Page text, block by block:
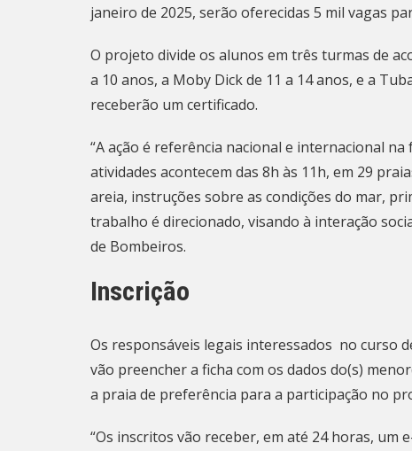
janeiro de 2025, serão oferecidas 5 mil vagas
O projeto divide os alunos em três turmas de
a 10 anos, a Moby Dick de 11 a 14 anos, e a
receberão um certificado.
“A ação é referência nacional e internacional
atividades acontecem das 8h às 11h, em 29
areia, instruções sobre as condições do mar,
trabalho é direcionado, visando à interação
de Bombeiros.
Inscrição
Os responsáveis legais interessados no curso
vão preencher a ficha com os dados do(s)
a praia de preferência para a participação no
“Os inscritos vão receber, em até 24 horas,